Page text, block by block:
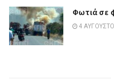
Φωτιά σε
4